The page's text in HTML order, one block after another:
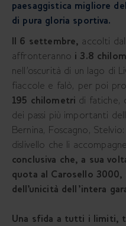
paesaggistica migliore
di pura gloria sportiva.
Il 6 settembre, accolti
affronteranno i 3.8
nell’oscurità di un lago di
fiaccole e falò, per poi
195 chilometri di fatiche,
dei passi più importanti
Bernina, Foscagno,
dislivello che li
conclusiva che, a sua
quota al Carosello
dell'unicità dell’intera
Una sfida a tutti i limiti,